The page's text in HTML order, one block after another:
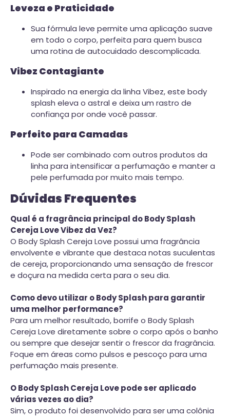
Leveza e Praticidade
Sua fórmula leve permite uma aplicação suave
em todo o corpo, perfeita para quem busca
uma rotina de autocuidado descomplicada.
Vibez Contagiante
Inspirado na energia da linha Vibez, este body
splash eleva o astral e deixa um rastro de
confiança por onde você passar.
Perfeito para Camadas
Pode ser combinado com outros produtos da
linha para intensificar a perfumação e manter a
pele perfumada por muito mais tempo.
Dúvidas Frequentes
Qual é a fragrância principal do Body Splash
Cereja Love Vibez da Vez?
O Body Splash Cereja Love possui uma fragrância
envolvente e vibrante que destaca notas suculentas
de cereja, proporcionando uma sensação de frescor
e doçura na medida certa para o seu dia.
Como devo utilizar o Body Splash para garantir
uma melhor performance?
Para um melhor resultado, borrife o Body Splash
Cereja Love diretamente sobre o corpo após o banho
ou sempre que desejar sentir o frescor da fragrância.
Foque em áreas como pulsos e pescoço para uma
perfumação mais presente.
O Body Splash Cereja Love pode ser aplicado
várias vezes ao dia?
Sim, o produto foi desenvolvido para ser uma colônia